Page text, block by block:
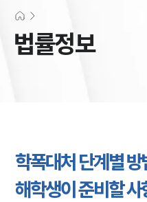
법률정보
학폭대처 단계별
해학생이 준비할 사